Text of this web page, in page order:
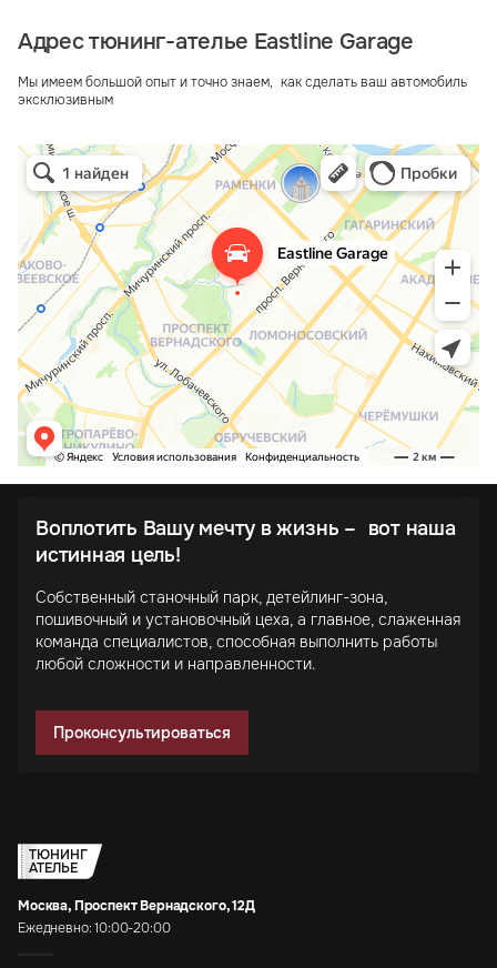
Адрес тюнинг-ателье Eastline Garage
Мы имеем большой опыт и точно знаем, как сделать ваш автомобиль
эксклюзивным
Воплотить Вашу мечту в жизнь – вот наша
истинная цель!
Собственный станочный парк, детейлинг-зона,
пошивочный и установочный цеха, а главное, слаженная
команда специалистов, способная выполнить работы
любой сложности и направленности.
Проконсультироваться
ТЮНИНГ
АТЕЛЬЕ
Москва, Проспект Вернадского, 12Д
Ежедневно: 10:00-20:00